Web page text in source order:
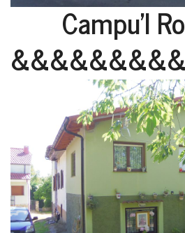
Campu'l